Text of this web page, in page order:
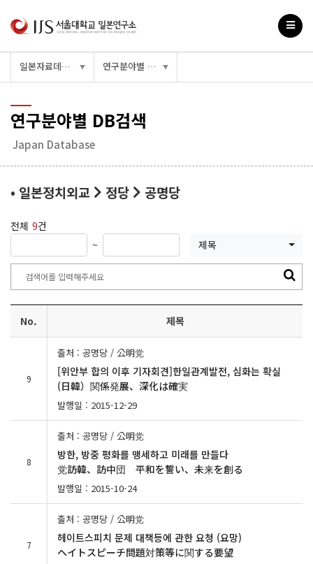
일본자료데이터베이스 ▼ 연구분야별 DB검색 ▼
연구분야별 DB검색
Japan Database
• 일본정치외교 정당 공명당
전체 9건
~
제목
No. 제목
9
출처 : 공명당 / 公明党
[위안부 합의 이후 기자회견]한일관계발전, 심화는 확실
(日韓）関係発展、深化は確実
발행일 : 2015-12-29
8
출처 : 공명당 / 公明党
방한, 방중 평화를 맹세하고 미래를 만들다
党訪韓、訪中団 平和を誓い、未来を創る
발행일 : 2015-10-24
7
출처 : 공명당 / 公明党
헤이트스피치 문제 대책등에 관한 요청 (요망)
ヘイトスピーチ問題対策等に関する要望